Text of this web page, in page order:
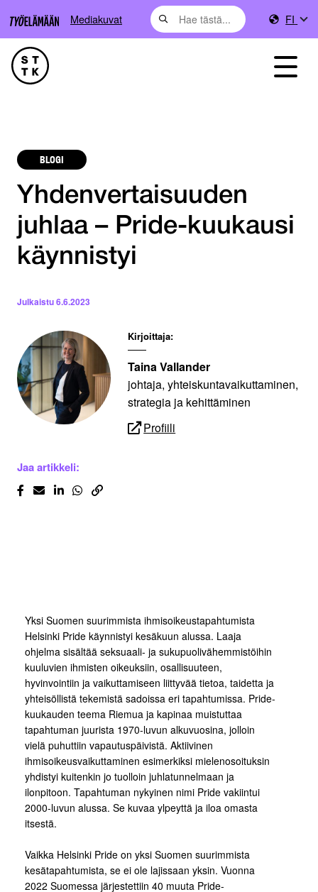
Mediakuvat FI
BLOGI
Yhdenvertaisuuden
juhlaa – Pride-kuukausi
käynnistyi
Julkaistu6.6.2023
Kirjoittaja:
Taina Vallander
johtaja, yhteiskuntavaikuttaminen,
strategia ja kehittäminen
Profiili
Jaa artikkeli:
Yksi Suomen suurimmista ihmisoikeustapahtumista
Helsinki Pride käynnistyi kesäkuun alussa. Laaja
ohjelma sisältää seksuaali- ja sukupuolivähemmistöihin
kuuluvien ihmisten oikeuksiin, osallisuuteen,
hyvinvointiin ja vaikuttamiseen liittyvää tietoa, taidetta ja
yhteisöllistä tekemistä sadoissa eri tapahtumissa. Pride-
kuukauden teema Riemua ja kapinaa muistuttaa
tapahtuman juurista 1970-luvun alkuvuosina, jolloin
vielä puhuttiin vapautuspäivistä. Aktiivinen
ihmisoikeusvaikuttaminen esimerkiksi mielenosoituksin
yhdistyi kuitenkin jo tuolloin juhlatunnelmaan ja
ilonpitoon. Tapahtuman nykyinen nimi Pride vakiintui
2000-luvun alussa. Se kuvaa ylpeyttä ja iloa omasta
itsestä.
Vaikka Helsinki Pride on yksi Suomen suurimmista
kesätapahtumista, se ei ole lajissaan yksin. Vuonna
2022 Suomessa järjestettiin 40 muuta Pride-